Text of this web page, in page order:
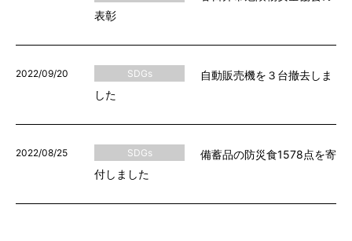
表彰
2022/09/20 SDGs
自動販売機を３台撤去しま
した
2022/08/25 SDGs
備蓄品の防災食1578点を寄
付しました